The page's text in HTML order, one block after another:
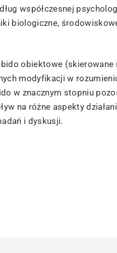
współczesnej
biologiczne,
obiektowe (skierowane
modyfikacji w
w znacznym stopniu
na różne aspekty
i dyskusji.